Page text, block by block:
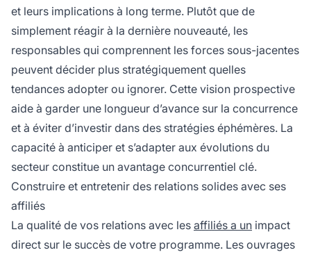
et leurs implications à long terme. Plutôt que de
simplement réagir à la dernière nouveauté, les
responsables qui comprennent les forces sous-jacentes
peuvent décider plus stratégiquement quelles
tendances adopter ou ignorer. Cette vision prospective
aide à garder une longueur d’avance sur la concurrence
et à éviter d’investir dans des stratégies éphémères. La
capacité à anticiper et s’adapter aux évolutions du
secteur constitue un avantage concurrentiel clé.
Construire et entretenir des relations solides avec ses
affiliés
La qualité de vos relations avec les affiliés a un impact
direct sur le succès de votre programme. Les ouvrages